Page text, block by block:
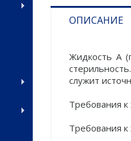
ОПИСАНИЕ
Жидкость А
служит
Требования к
Требования к